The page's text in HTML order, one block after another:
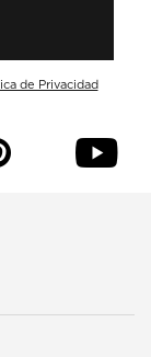
de Privacidad
y